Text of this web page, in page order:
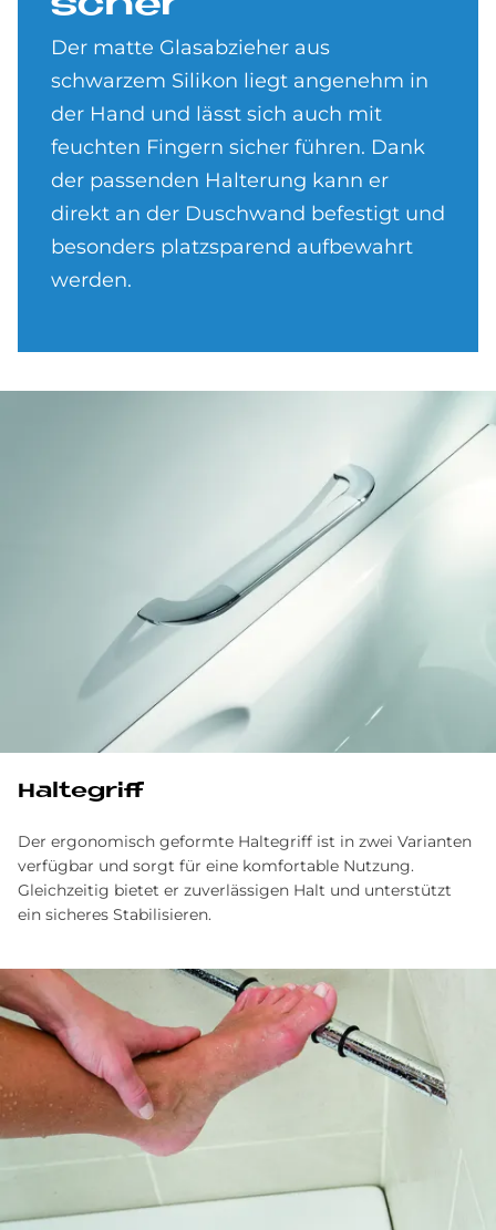
Der matte Glasabzieher aus
schwarzem Silikon liegt angenehm in
der Hand und lässt sich auch mit
feuchten Fingern sicher führen. Dank
der passenden Halterung kann er
direkt an der Duschwand befestigt und
besonders platzsparend aufbewahrt
werden.
Haltegriff
Der ergonomisch geformte Haltegriff ist in zwei Varianten
verfügbar und sorgt für eine komfortable Nutzung.
Gleichzeitig bietet er zuverlässigen Halt und unterstützt
ein sicheres Stabilisieren.